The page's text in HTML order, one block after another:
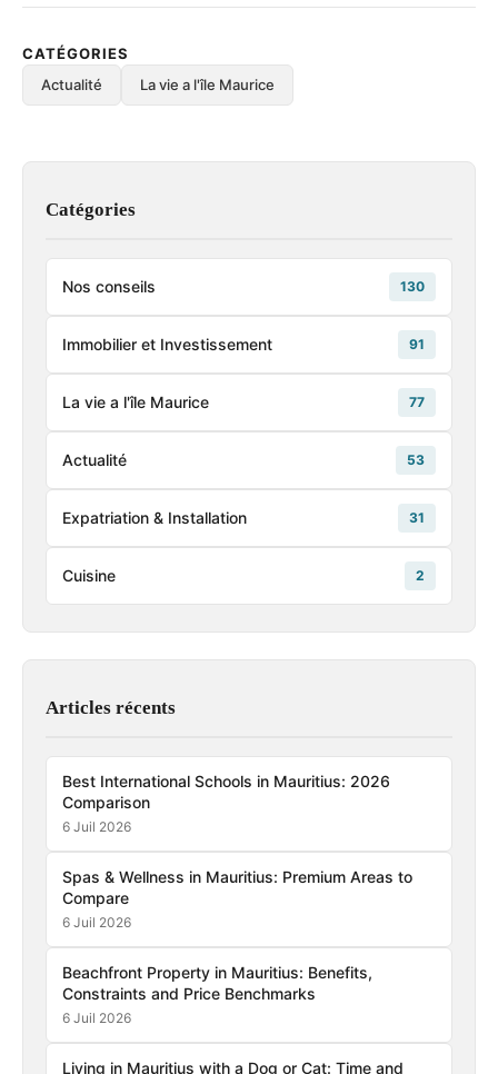
CATÉGORIES
Actualité
La vie a l'île Maurice
Catégories
Nos conseils 130
Immobilier et Investissement 91
La vie a l'île Maurice 77
Actualité 53
Expatriation & Installation 31
Cuisine 2
Articles récents
Best International Schools in Mauritius: 2026
Comparison
6 Juil 2026
Spas & Wellness in Mauritius: Premium Areas to
Compare
6 Juil 2026
Beachfront Property in Mauritius: Benefits,
Constraints and Price Benchmarks
6 Juil 2026
Living in Mauritius with a Dog or Cat: Time and